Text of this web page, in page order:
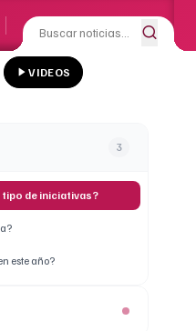
VIDEOS
3
de iniciativas?
este año?